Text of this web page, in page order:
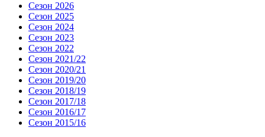
Сезон 2026
Сезон 2025
Сезон 2024
Сезон 2023
Сезон 2022
Сезон 2021/22
Сезон 2020/21
Сезон 2019/20
Сезон 2018/19
Сезон 2017/18
Сезон 2016/17
Сезон 2015/16